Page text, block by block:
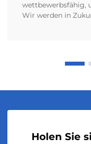
wettbewerbsfähig,
Wir werden in
Holen Sie